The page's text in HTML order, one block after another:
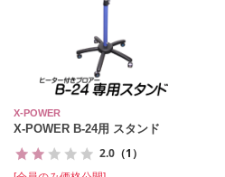
X-POWER
X-POWER B-24用 スタンド
2.0 （1）